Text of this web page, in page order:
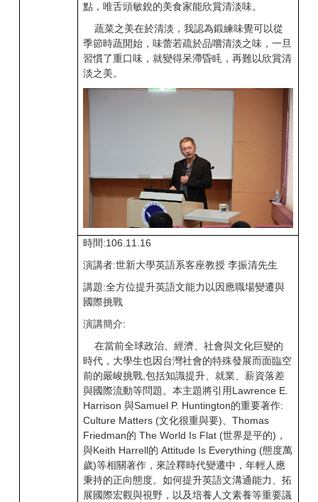
點，唯舌頭敏銳的美食家能欣賞清淡味。
蔬菜之美在於清淡，我認為鍛練味覺可以從
季節時蔬開始，味蕾若疏於品嚐清淡之味，一旦
習慣了重口味，就變得呆滯昏眊，再難以欣賞清
淡之美。
時間:106.11.16
演講者:世新大學英語系客座教授 李振清先生
講題:全方位提升英語文能力以因應職場變遷與
國際挑戰
演講簡介:
在當前全球政治、經濟、社會與文化巨變的
時代，大學生也因台灣社會的特殊發展而面臨空
前的嚴峻挑戰,包括知識提升、就業、薪資落差
與國際流動等問題。本主題將引用Lawrence E.
Harrison 與Samuel P. Huntington的重要著作:
Culture Matters (文化很重與要)、Thomas
Friedman的 The World Is Flat (世界是平的)，
與Keith Harrell的 Attitude Is Everything (態度萬
歲)等相關著作，來詮釋時代變遷中，年輕人應
秉持的正向態度。如何提升英語文溝通能力、拓
展國際宏觀與視野，以及培養人文素養等重要議